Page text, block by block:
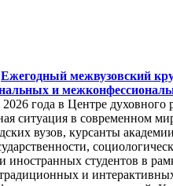
Ежегодный межвузовский
и
2026 года в Центре
ситуация в современном
вузов, курсанты
иностранных студентов в
и